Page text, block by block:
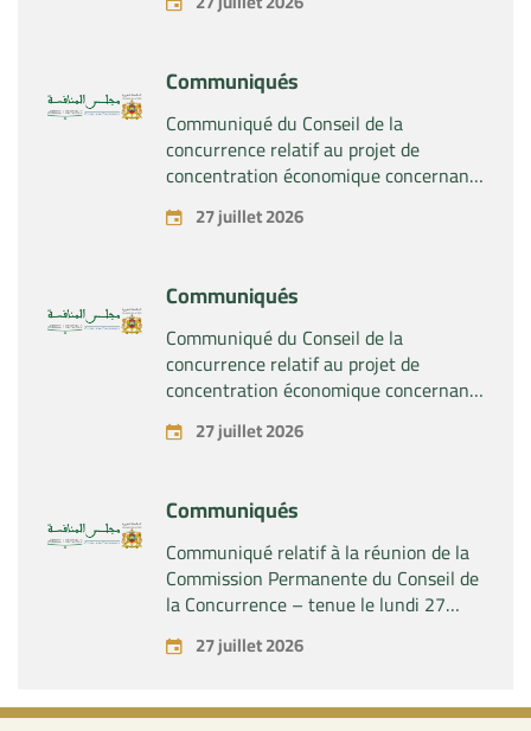
société « Substipharm SAS » des actifs
pharmaceutiques « Rilutek » et «
Sabril » détenus par la société « Sanofi
SA »
Communiqués
Communiqué du Conseil de la
concurrence relatif au projet de
concentration économique concernant
la prise du contrôle exclusif par la
société « Plastika Kritis SA » de la
27 juillet 2026
Communiqués
Communiqué du Conseil de la
concurrence relatif au projet de
concentration économique concernant
la prise par la société « Fives SAS » du
contrôle exclusif de la société « Aries
27 juillet 2026
Communiqués
Communiqué relatif à la réunion de la
Commission Permanente du Conseil de
la Concurrence – tenue le lundi 27
juillet 2026
27 juillet 2026